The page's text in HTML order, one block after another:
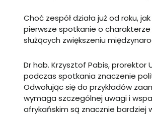
Choć zespół działa już od roku,
pierwsze spotkanie o
służących zwiększeniu
Dr hab. Krzysztof Pabis, prorektor
podczas spotkania znaczenie
Odwołując się do przykładów
wymaga szczególnej uwagi i
afrykańskim są znacznie bardziej